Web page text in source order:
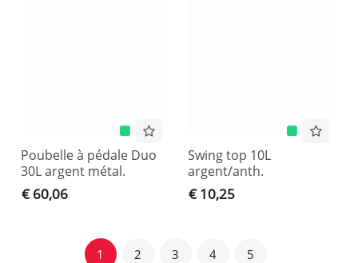
Poubelle à pédale Duo
30L argent métal.
€ 60,06
Swing top 10L
argent/anth.
€ 10,25
1 2 3 4 5